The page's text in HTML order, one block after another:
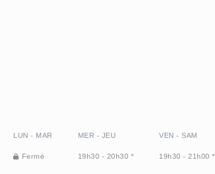
LUN - MAR
Fermé
MER - JEU
19h30 - 20h30 *
VEN - SAM
19h30 - 21h00 *